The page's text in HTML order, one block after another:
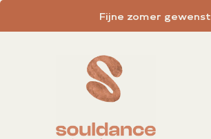
Fijne zomer gewenst